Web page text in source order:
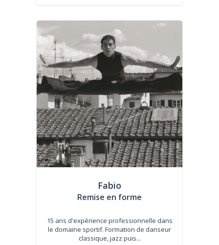
Fabio
Remise en forme
15 ans d'expérience professionnelle dans
le domaine sportif. Formation de danseur
classique, jazz puis...